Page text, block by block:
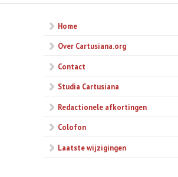
Home
Over Cartusiana.org
Contact
Studia Cartusiana
Redactionele afkortingen
Colofon
Laatste wijzigingen